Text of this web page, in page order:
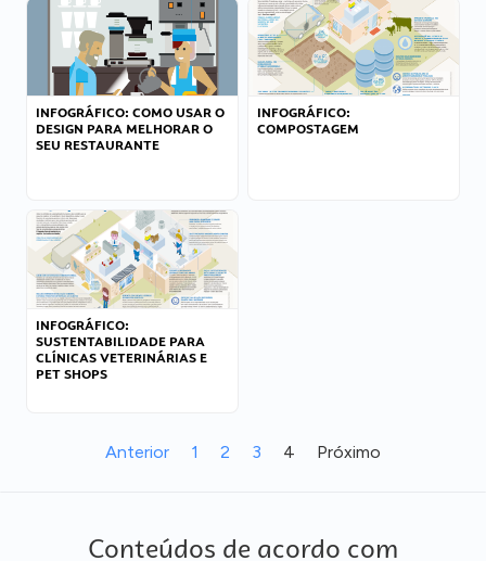
INFOGRÁFICO: COMO USAR O
DESIGN PARA MELHORAR O
SEU RESTAURANTE
INFOGRÁFICO:
COMPOSTAGEM
INFOGRÁFICO:
SUSTENTABILIDADE PARA
CLÍNICAS VETERINÁRIAS E
PET SHOPS
Anterior 1 2 3 4 Próximo
Conteúdos de acordo com